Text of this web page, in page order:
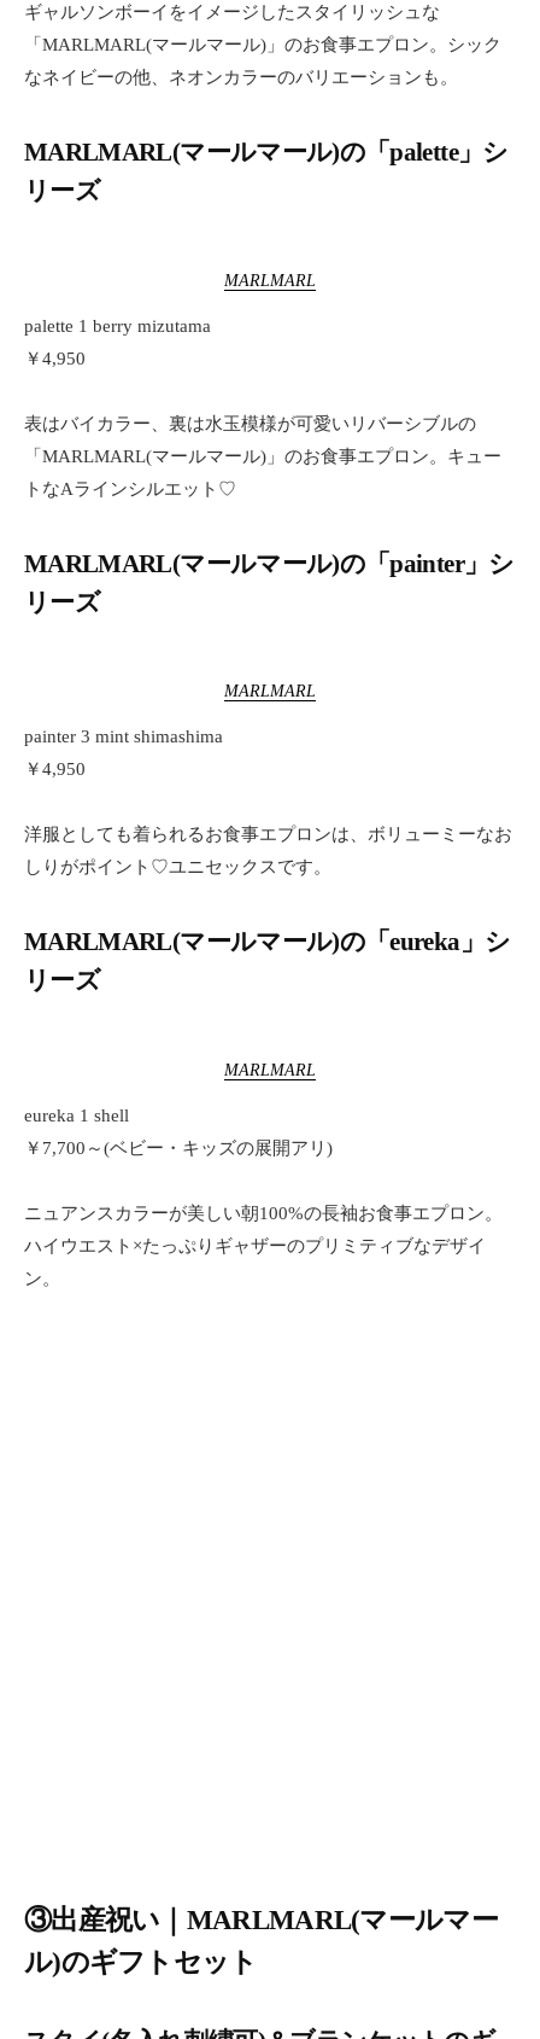
ギャルソンボーイをイメージしたスタイリッシュな
「MARLMARL(マールマール)」のお食事エプロン。シック
なネイビーの他、ネオンカラーのバリエーションも。
MARLMARL(マールマール)の「palette」シ
リーズ
MARLMARL
palette 1 berry mizutama
￥4,950
表はバイカラー、裏は水玉模様が可愛いリバーシブルの
「MARLMARL(マールマール)」のお食事エプロン。キュー
トなAラインシルエット♡
MARLMARL(マールマール)の「painter」シ
リーズ
MARLMARL
painter 3 mint shimashima
￥4,950
洋服としても着られるお食事エプロンは、ボリューミーなお
しりがポイント♡ユニセックスです。
MARLMARL(マールマール)の「eureka」シ
リーズ
MARLMARL
eureka 1 shell
￥7,700～(ベビー・キッズの展開アリ)
ニュアンスカラーが美しい朝100%の長袖お食事エプロン。
ハイウエスト×たっぷりギャザーのプリミティブなデザイ
ン。
③出産祝い｜MARLMARL(マールマー
ル)のギフトセット